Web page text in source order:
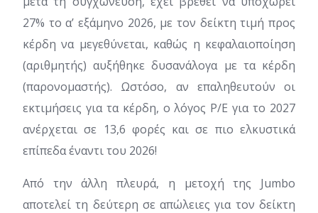
27% το α’ εξάμηνο 2026, με τον δείκτη τιμή προς
κέρδη να μεγεθύνεται, καθώς η κεφαλαιοποίηση
(αριθμητής) αυξήθηκε δυσανάλογα με τα κέρδη
(παρονομαστής). Ωστόσο, αν επαληθευτούν οι
εκτιμήσεις για τα κέρδη, ο λόγος P/E για το 2027
ανέρχεται σε 13,6 φορές και σε πιο ελκυστικά
επίπεδα έναντι του 2026!
Από την άλλη πλευρά, η μετοχή της Jumbo
αποτελεί τη δεύτερη σε απώλειες για τον δείκτη